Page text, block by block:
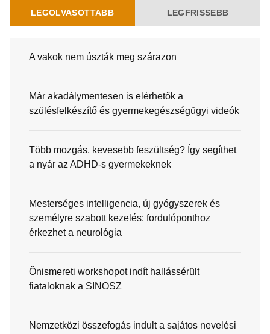
LEGOLVASOTTABB LEGFRISSEBB
A vakok nem úszták meg szárazon
Már akadálymentesen is elérhetők a
szülésfelkészítő és gyermekegészségügyi videók
Több mozgás, kevesebb feszültség? Így segíthet
a nyár az ADHD-s gyermekeknek
Mesterséges intelligencia, új gyógyszerek és
személyre szabott kezelés: fordulóponthoz
érkezhet a neurológia
Önismereti workshopot indít hallássérült
fiataloknak a SINOSZ
Nemzetközi összefogás indult a sajátos nevelési